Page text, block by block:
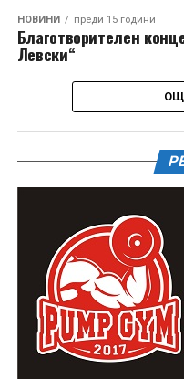
НОВИНИ преди 15 години
Благотворителен
Левски“